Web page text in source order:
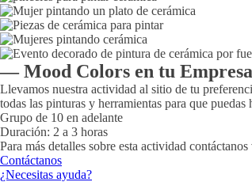
— Mood Colors en tu Empresa
Llevamos nuestra actividad al sitio de tu
todas las pinturas y herramientas para que
Grupo de 10 en adelante
Duración: 2 a 3 horas
Para más detalles sobre esta actividad
Contáctanos
¿Necesitas ayuda?